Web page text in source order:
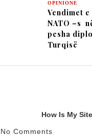
OPINIONE
Vendimet
NATO –s
pesha
Turqisë
How Is My
No Comments